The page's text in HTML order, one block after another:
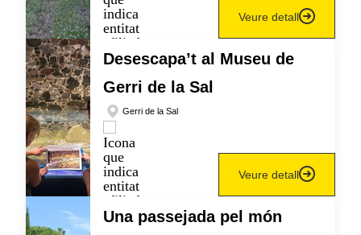
Veure detall
Desescapa’t al Museu de
Gerri de la Sal
Gerri de la Sal
Veure detall
Una passejada pel món